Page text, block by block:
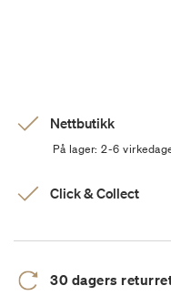
Nettbutikk
På lager: 2-6
Click & Collect
30 dagers